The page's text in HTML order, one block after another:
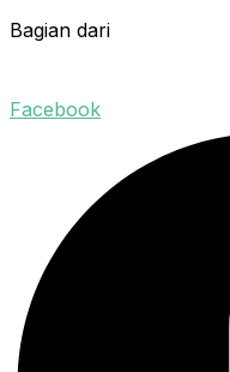
Bagian dari
Facebook